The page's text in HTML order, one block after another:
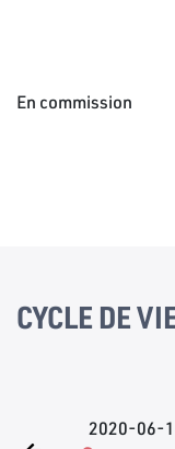
En commission
CYCLE DE
2020-06-